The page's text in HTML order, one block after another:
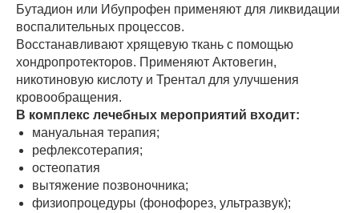
Бутадион или Ибупрофен применяют для ликвидации
воспалительных процессов.
Восстанавливают хрящевую ткань с помощью
хондропротекторов. Применяют Актовегин,
никотиновую кислоту и Трентал для улучшения
кровообращения.
В комплекс лечебных мероприятий входит:
мануальная терапия;
рефлексотерапия;
остеопатия
вытяжение позвоночника;
физиопроцедуры (фонофорез, ультразвук);